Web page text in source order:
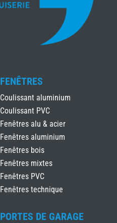
FENÊTRES
Coulissant aluminium
Coulissant PVC
Fenêtres alu & acier
Fenêtres aluminium
Fenêtres bois
Fenêtres mixtes
Fenêtres PVC
Fenêtres technique
PORTES DE GARAGE